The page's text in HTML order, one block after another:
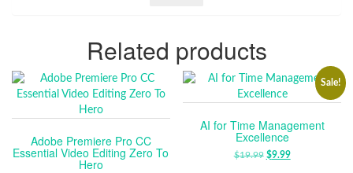
Related products
Adobe Premiere Pro CC
Essential Video Editing Zero To
Hero
Sale!
AI for Time Management
Excellence
$19.99 ORIGINAL
$9.99CURRENT